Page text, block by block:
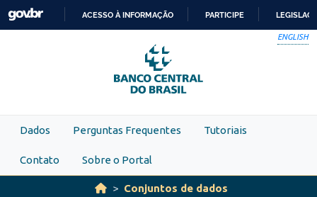
Skip to main content
PARA
O
CONTEÚDO
ACESSO À INFORMAÇÃO PARTICIPE
ENGLISH
Dados Perguntas Frequentes Tutoriais
Contato Sobre o Portal
Conjuntos de dados